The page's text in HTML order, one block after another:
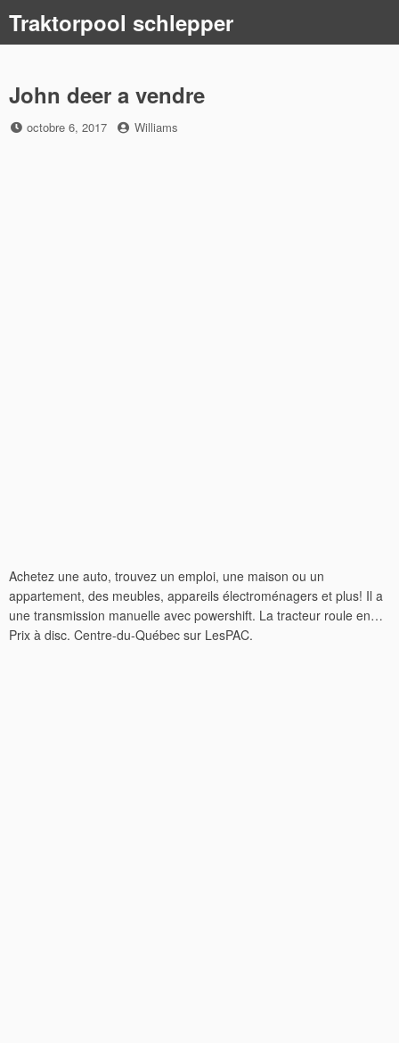
content
Traktorpool schlepper
John deer a vendre
Posted
octobre 6, 2017 by
Williams
Achetez une auto, trouvez un emploi, une maison ou un
appartement, des meubles, appareils électroménagers et plus! Il a
une transmission manuelle avec powershift. La tracteur roule en…
Prix à disc. Centre-du-Québec sur LesPAC.